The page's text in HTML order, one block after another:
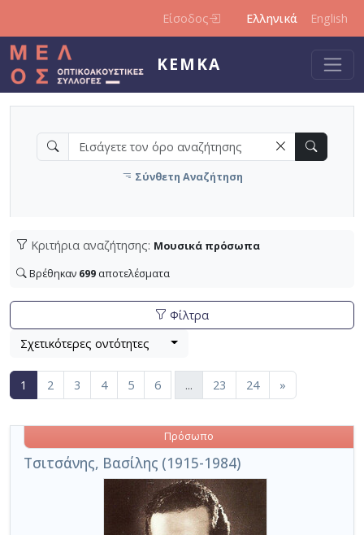
Είσοδος Ελληνικά English
ΚΕΜΚΑ
Σύνθετη Αναζήτηση
Κριτήρια αναζήτησης: Μουσικά πρόσωπα
Βρέθηκαν 699 αποτελέσματα
Φίλτρα
Βρέθηκαν699αποτελέσματα , σύνολο σελίδων 24.
Περιορισμός αποτελεσμάτων με τη χρήση επιπλέον
Λίστα μετα τα αποτελέσματα αναζήτησης:
Σχετικότερες οντότητες
1 (current)
2 3 4 5 6 ... 23 24 »
Τσιτσάνης, Βασίλης (1915-1984)
Πρόσωπο